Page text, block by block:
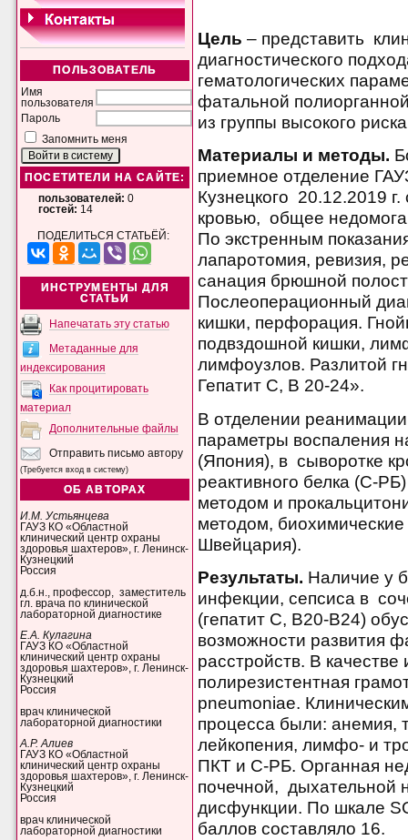
ПОЛЬЗОВАТЕЛЬ
Имя
пользователя
Пароль
Запомнить меня
ПОСЕТИТЕЛИ НА САЙТЕ:
пользователей: 0
гостей: 14
ПОДЕЛИТЬСЯ СТАТЬЁЙ:
ИНСТРУМЕНТЫ ДЛЯ
СТАТЬИ
Напечатать эту статью
Метаданные для
индексирования
Как процитировать
материал
Дополнительные файлы
Отправить письмо автору
(Требуется вход в систему)
ОБ АВТОРАХ
И.М. Устьянцева
ГАУЗ КО «Областной
клинический центр охраны
здоровья шахтеров», г. Ленинск-
Кузнецкий
Россия
д.б.н., профессор, заместитель
гл. врача по клинической
лабораторной диагностике
Е.А. Кулагина
ГАУЗ КО «Областной
клинический центр охраны
здоровья шахтеров», г. Ленинск-
Кузнецкий
Россия
врач клинической
лабораторной диагностики
А.Р. Алиев
ГАУЗ КО «Областной
клинический центр охраны
здоровья шахтеров», г. Ленинск-
Кузнецкий
Россия
врач клинической
лабораторной диагностики
Цель – представить
диагностического
гематологических
фатальной
из группы высокого
Материалы и методы.
приемное отделение
Кузнецкого 20.12.2019
кровью, общее
По экстренным
лапаротомия, ревизия,
санация брюшной
Послеоперационный
кишки, перфорация.
подвздошной кишки,
лимфоузлов. Разлитой
Гепатит С, В 20-24».
В отделении
параметры воспаления
(Япония), в сыворотке
реактивного белка (С-
методом и
методом,
Швейцария).
Результаты. Наличие у
инфекции, сепсиса в
(гепатит С, В20-В24)
возможности развития
расстройств. В
полирезистентная
pneumoniae.
процесса были: анемия,
лейкопения, лимфо- и
ПКТ и С-РБ. Органная
почечной, дыхательной
дисфункции. По шкале
баллов составляло 16.